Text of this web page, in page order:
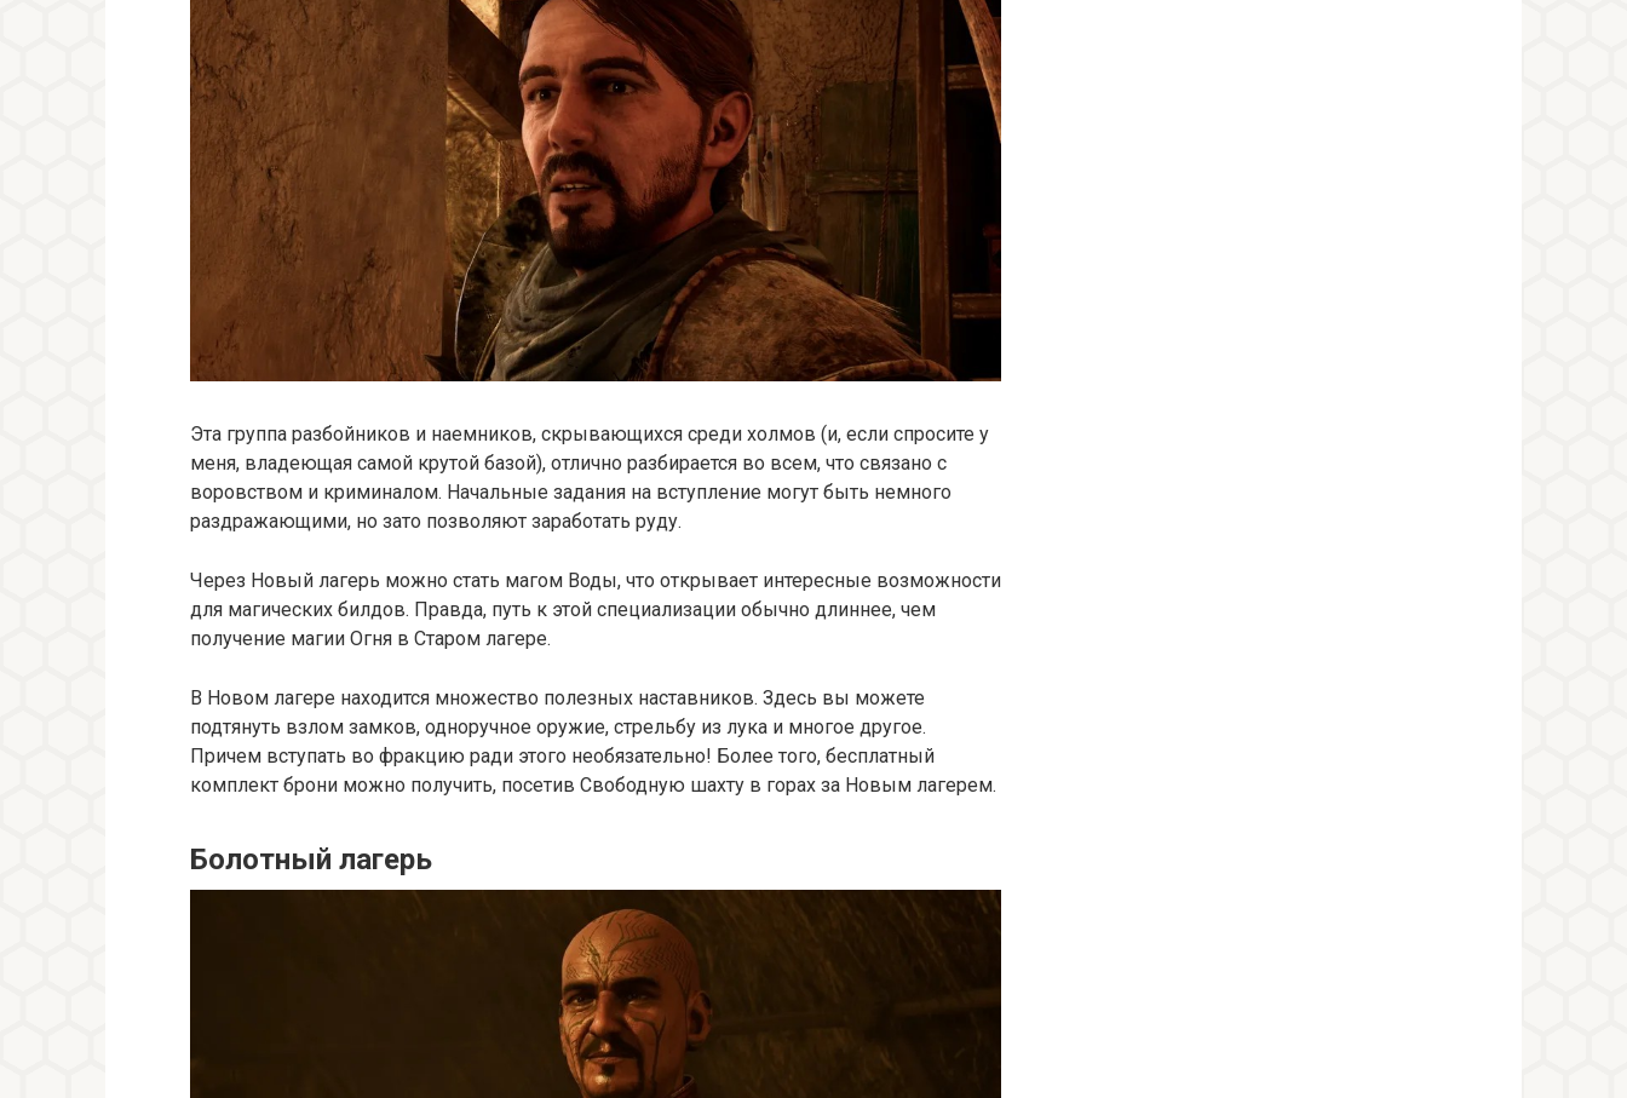
Эта группа разбойников и наемников, скрывающихся среди холмов (и, если спросите у
меня, владеющая самой крутой базой), отлично разбирается во всем, что связано с
воровством и криминалом. Начальные задания на вступление могут быть немного
раздражающими, но зато позволяют заработать руду.
Через Новый лагерь можно стать магом Воды, что открывает интересные возможности
для магических билдов. Правда, путь к этой специализации обычно длиннее, чем
получение магии Огня в Старом лагере.
В Новом лагере находится множество полезных наставников. Здесь вы можете
подтянуть взлом замков, одноручное оружие, стрельбу из лука и многое другое.
Причем вступать во фракцию ради этого необязательно! Более того, бесплатный
комплект брони можно получить, посетив Свободную шахту в горах за Новым лагерем.
Болотный лагерь